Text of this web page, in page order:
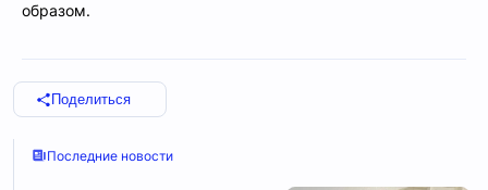
образом.
Поделиться
Последние новости